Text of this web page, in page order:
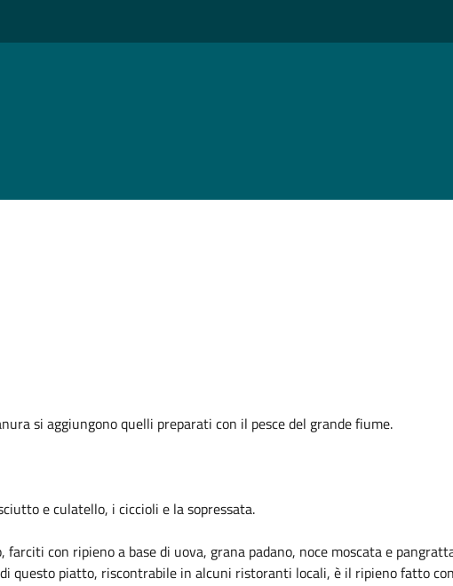
si aggiungono quelli preparati con il pesce del grande fiume.
e culatello, i ciccioli e la sopressata.
con ripieno a base di uova, grana padano, noce moscata e
questo piatto, riscontrabile in alcuni ristoranti locali, è il ripieno fatto